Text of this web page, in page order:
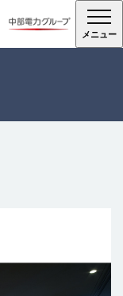
メニュー